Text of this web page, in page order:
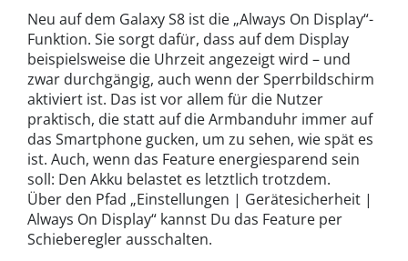
Neu auf dem Galaxy S8 ist die „Always On Display“-
Funktion. Sie sorgt dafür, dass auf dem Display
beispielsweise die Uhrzeit angezeigt wird – und
zwar durchgängig, auch wenn der Sperrbildschirm
aktiviert ist. Das ist vor allem für die Nutzer
praktisch, die statt auf die Armbanduhr immer auf
das Smartphone gucken, um zu sehen, wie spät es
ist. Auch, wenn das Feature energiesparend sein
soll: Den Akku belastet es letztlich trotzdem.
Über den Pfad „Einstellungen | Gerätesicherheit |
Always On Display“ kannst Du das Feature per
Schieberegler ausschalten.